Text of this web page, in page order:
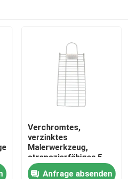
Verchromtes,
verzinktes
Malerwerkzeug,
strapazierfähiges 5-
Gallonen-Eimergitter
Anfrage absenden